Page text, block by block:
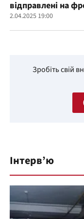
відправлені на
2.04.2025 19:00
Зробіть свій
Інтерв’ю